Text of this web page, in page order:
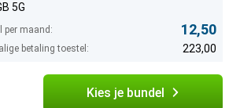
5G
per maand: 12,50
betaling toestel: 223,00
Kies je bundel